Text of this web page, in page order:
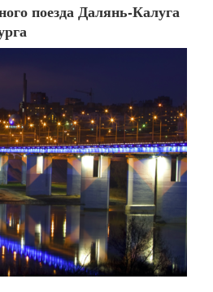
поезда Далянь-Калуга